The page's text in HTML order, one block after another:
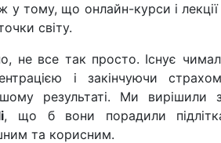
у тому, що онлайн-курси і
світу.
не все так просто. Існує
і закінчуючи
результаті. Ми вирішили
, що б вони порадили
та корисним.